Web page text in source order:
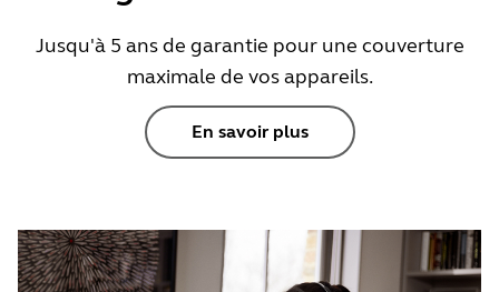
Jusqu'à 5 ans de garantie pour une couverture
maximale de vos appareils.
En savoir plus